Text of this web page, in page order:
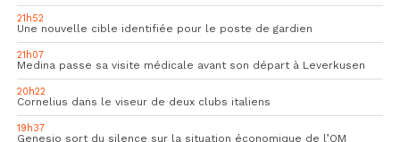
21h52
Une nouvelle cible identifiée pour le poste de gardien
21h07
Medina passe sa visite médicale avant son départ à Leverkusen
20h22
Cornelius dans le viseur de deux clubs italiens
19h37
Genesio sort du silence sur la situation économique de l’OM